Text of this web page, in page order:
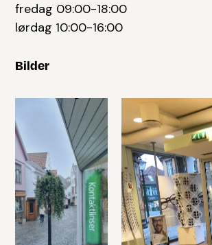
fredag 09:00-18:00
lørdag 10:00-16:00
Bilder